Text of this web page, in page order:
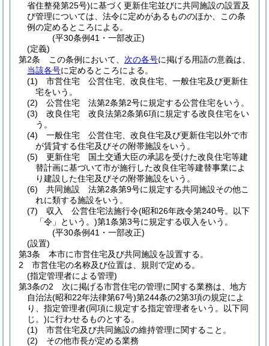
省住整発第25号)に基づく更新住宅並びに共同施設の設置及
び管理については、法令に定めがあるもののほか、この条
例の定めるところによる。
(平30条例41・一部改正)
(定義)
第2条
この条例において、 次の各号に掲げる用語の意義は、
当該各号に定めるところによる。
(1)
市営住宅 公営住宅、改良住宅、一般住宅及び更新住
宅をいう。
(2)
公営住宅 法第2条第2号に規定する公営住宅をいう。
(3)
改良住宅 改良法第2条第6項に規定する改良住宅をい
う。
(4)
一般住宅 公営住宅、改良住宅及び更新住宅以外で市
が賃貸する住宅及びその附帯施設をいう。
(5)
更新住宅 国土交通大臣の承認を受けた改良住宅等建
替計画に基づいて市が施行した改良住宅等建替事業によ
り建設した住宅及びその附帯施設をいう。
(6)
共同施設 法第2条第9号に規定する共同施設その他こ
れに類する施設をいう。
(7)
収入 公営住宅法施行令(昭和26年政令第240号。以下
「令」という。)第1条第3号に規定する収入をいう。
(平30条例41・一部改正)
(設置)
第3条
本市に市営住宅及び共同施設を設置する。
2
市営住宅の名称及び位置は、規則で定める。
(指定管理者による管理)
第3条の2
次に掲げる市営住宅の管理に関する業務は、地方
自治法(昭和22年法律第67号)第244条の2第3項の規定によ
り、指定管理者(同項に規定する指定管理者をいう。以下同
じ。)に行わせるものとする。
(1)
市営住宅及び共同施設の維持管理に関すること。
(2)
その他市長が定める業務